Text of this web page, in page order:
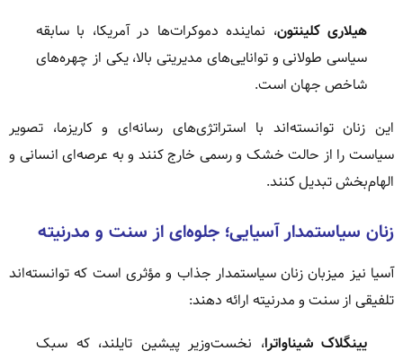
هیلاری کلینتون، نماینده دموکرات‌ها در آمریکا، با سابقه
سیاسی طولانی و توانایی‌های مدیریتی بالا، یکی از چهره‌های
شاخص جهان است.
این زنان توانسته‌اند با استراتژی‌های رسانه‌ای و کاریزما، تصویر
سیاست را از حالت خشک و رسمی خارج کنند و به عرصه‌ای انسانی و
الهام‌بخش تبدیل کنند.
زنان سیاستمدار آسیایی؛ جلوه‌ای از سنت و مدرنیته
آسیا نیز میزبان زنان سیاستمدار جذاب و مؤثری است که توانسته‌اند
تلفیقی از سنت و مدرنیته ارائه دهند:
یینگلاک شیناواترا، نخست‌وزیر پیشین تایلند، که سبک